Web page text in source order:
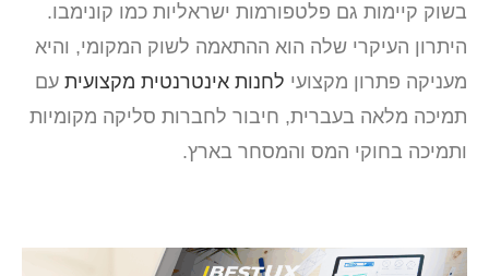
בשוק קיימות גם פלטפורמות ישראליות כמו קונימבו.
היתרון העיקרי שלה הוא ההתאמה לשוק המקומי, והיא
מעניקה פתרון מקצועי לחנות אינטרנטית מקצועית עם
תמיכה מלאה בעברית, חיבור לחברות סליקה מקומיות
ותמיכה בחוקי המס והמסחר בארץ.